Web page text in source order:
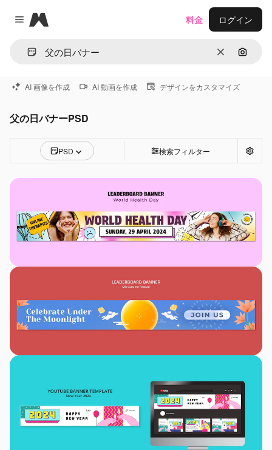
Close menu
Magnific
消去 画像で
料金 ログイン
AI 画像を作成 AI 動画を作成 デザインをカスタマイズ
父の日バナーPSD
PSD 検索フィルター